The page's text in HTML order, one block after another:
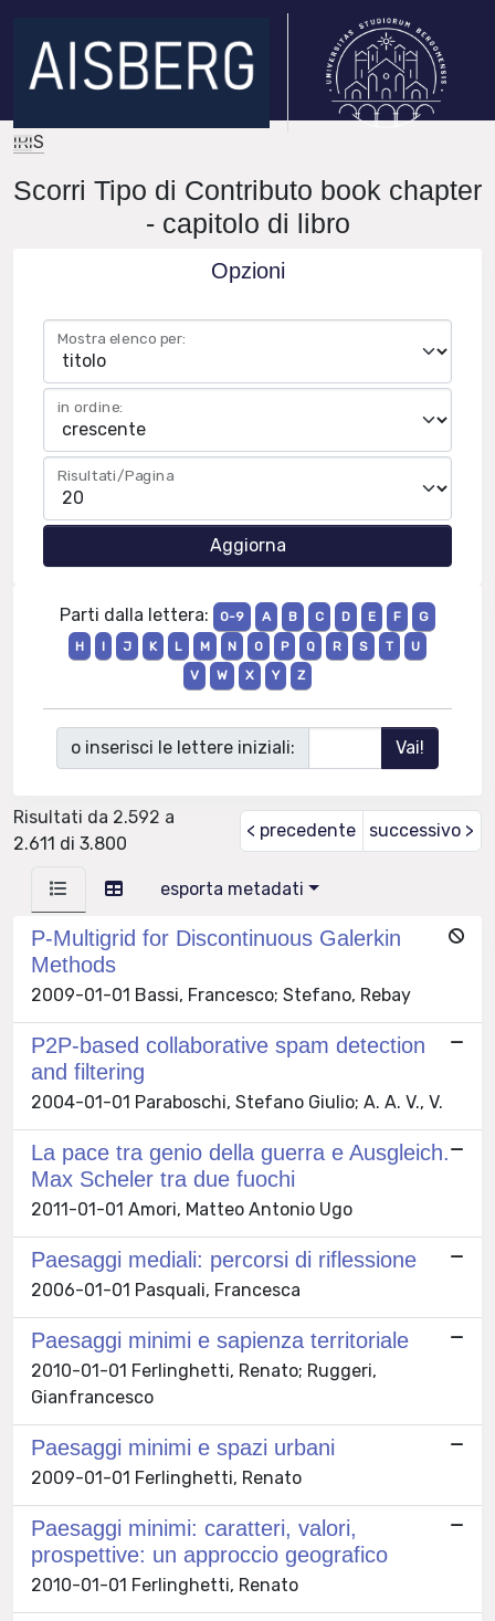
IRIS
Scorri Tipo di Contributo book chapter
- capitolo di libro
Opzioni
Mostra elenco per:
in ordine:
Risultati/Pagina
Parti dalla lettera: 0-9 A B C D E F
G
H
I J K L M N O P Q R S T
U
V
W X Y Z
o inserisci le lettere iniziali:
Risultati da 2.592 a
2.611 di 3.800
< precedente successivo >
esporta metadati
P-Multigrid for Discontinuous Galerkin
Methods
2009-01-01 Bassi, Francesco; Stefano, Rebay
P2P-based collaborative spam detection
and filtering
2004-01-01 Paraboschi, Stefano Giulio; A. A. V., V.
La pace tra genio della guerra e Ausgleich.
Max Scheler tra due fuochi
2011-01-01 Amori, Matteo Antonio Ugo
Paesaggi mediali: percorsi di riflessione
2006-01-01 Pasquali, Francesca
Paesaggi minimi e sapienza territoriale
2010-01-01 Ferlinghetti, Renato; Ruggeri,
Gianfrancesco
Paesaggi minimi e spazi urbani
2009-01-01 Ferlinghetti, Renato
Paesaggi minimi: caratteri, valori,
prospettive: un approccio geografico
2010-01-01 Ferlinghetti, Renato